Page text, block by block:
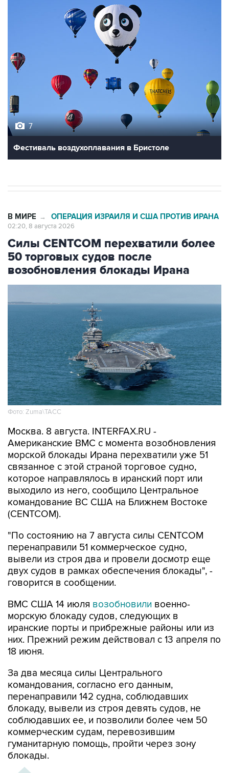
7
Фестиваль воздухоплавания в Бристоле
В МИРЕ → ОПЕРАЦИЯ ИЗРАИЛЯ И США ПРОТИВ ИРАНА
02:20, 8 августа 2026
Силы CENTCOM перехватили более
50 торговых судов после
возобновления блокады Ирана
Фото: Zuma\ТАСС
Москва. 8 августа. INTERFAX.RU -
Американские ВМС с момента возобновления
морской блокады Ирана перехватили уже 51
связанное с этой страной торговое судно,
которое направлялось в иранский порт или
выходило из него, сообщило Центральное
командование ВС США на Ближнем Востоке
(CENTCOM).
"По состоянию на 7 августа силы CENTCOM
перенаправили 51 коммерческое судно,
вывели из строя два и провели досмотр еще
двух судов в рамках обеспечения блокады", -
говорится в сообщении.
ВМС США 14 июля возобновили военно-
морскую блокаду судов, следующих в
иранские порты и прибрежные районы или из
них. Прежний режим действовал с 13 апреля по
18 июня.
За два месяца силы Центрального
командования, согласно его данным,
перенаправили 142 судна, соблюдавших
блокаду, вывели из строя девять судов, не
соблюдавших ее, и позволили более чем 50
коммерческим судам, перевозившим
гуманитарную помощь, пройти через зону
блокады.